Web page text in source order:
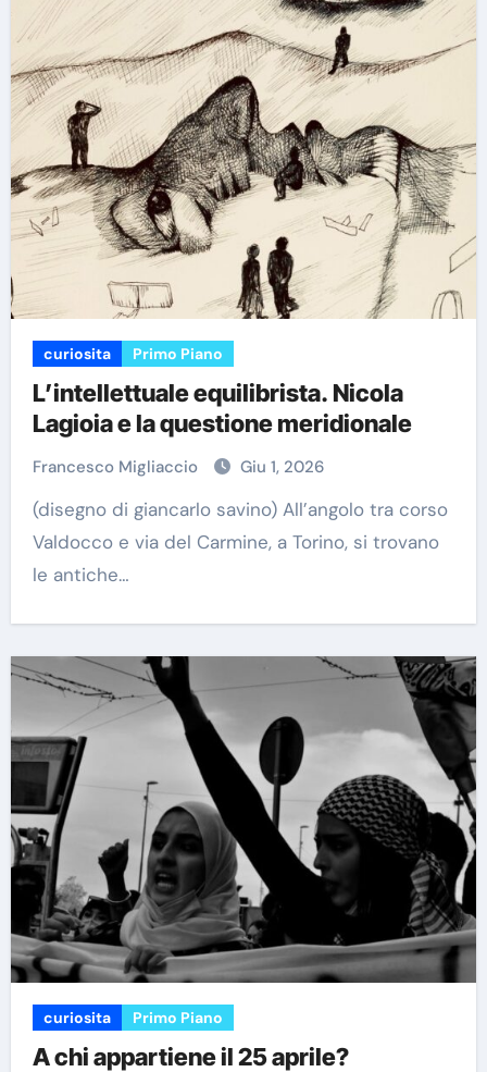
curiosita Primo Piano
L’intellettuale equilibrista. Nicola
Lagioia e la questione meridionale
Francesco Migliaccio Giu 1, 2026
(disegno di giancarlo savino) All’angolo tra corso
Valdocco e via del Carmine, a Torino, si trovano
le antiche…
curiosita Primo Piano
A chi appartiene il 25 aprile?